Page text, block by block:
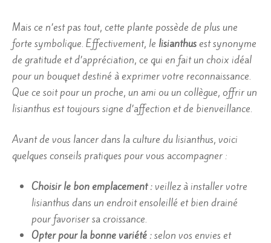
Mais ce n’est pas tout, cette plante possède de plus une
forte symbolique. Effectivement, le lisianthusest synonyme
de gratitude et d’appréciation, ce qui en fait un choix idéal
pour un bouquet destiné à exprimer votre reconnaissance.
Que ce soit pour un proche, un ami ou un collègue, offrir un
lisianthus est toujours signe d’affection et de bienveillance.
Avant de vous lancer dans la culture du lisianthus, voici
quelques conseils pratiques pour vous accompagner :
Choisir le bon emplacement : veillez à installer votre
lisianthus dans un endroit ensoleillé et bien drainé
pour favoriser sa croissance.
Opter pour la bonne variété :selon vos envies et